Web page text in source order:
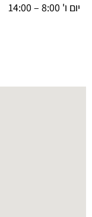
יום ו' 8:00 – 14:00